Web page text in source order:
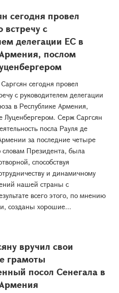
сегодня провел
с
делегации ЕС в
послом
сегодня провел
с руководителем делегации
в Республике Армения,
Луценбергером. Серж Саргсян
посла Рауля де
за последние четыре
словам Президента, была
способствуя
и динамичному
нашей страны с
всего этого, по мнению
созданы хорошие...
вручил свои
грамоты
посол Сенегала в